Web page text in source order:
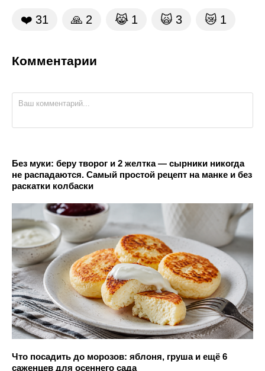
❤️ 31 🙏 2 😹 1 🙀 3 😿 1
Комментарии
Без муки: беру творог и 2 желтка — сырники никогда
не распадаются. Самый простой рецепт на манке и без
раскатки колбаски
Что посадить до морозов: яблоня, груша и ещё 6
саженцев для осеннего сада